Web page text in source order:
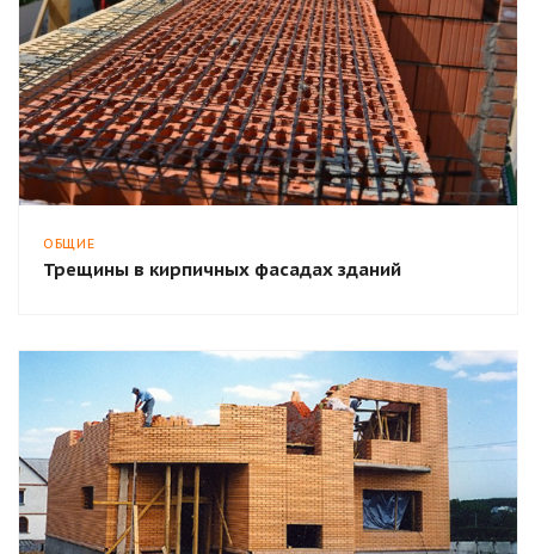
ОБЩИЕ
Трещины в кирпичных фасадах зданий